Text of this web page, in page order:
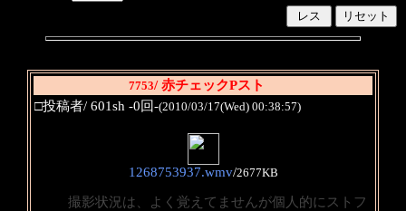
7753/ 赤チェックPスト
□投稿者/ 601sh -0回-(2010/03/17(Wed) 00:38:57)
1268753937.wmv/2677KB
撮影状況は、よく覚えてませんが個人的にストフ